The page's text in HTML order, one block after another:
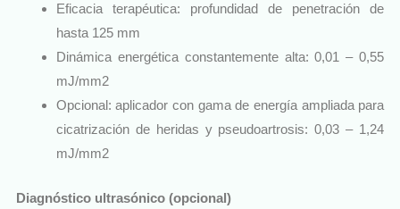
Eficacia terapéutica: profundidad de penetración de
hasta 125 mm
Dinámica energética constantemente alta: 0,01 – 0,55
mJ/mm2
Opcional: aplicador con gama de energía ampliada para
cicatrización de heridas y pseudoartrosis: 0,03 – 1,24
mJ/mm2
Diagnóstico ultrasónico (opcional)